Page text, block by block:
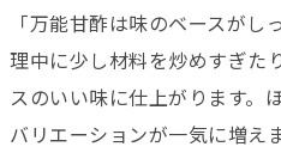
「万能甘酢は味のベースがし
理中に少し材料を炒めすぎた
スのいい味に仕上がります。
バリエーションが一気に増え